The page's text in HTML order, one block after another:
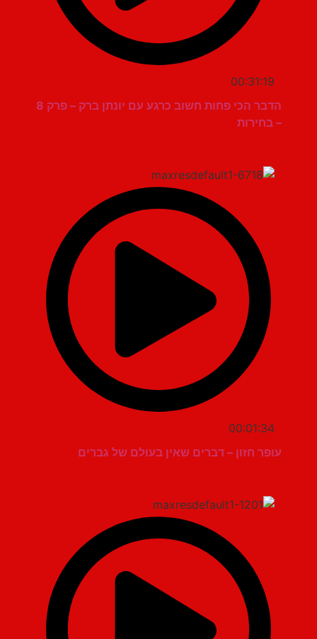
00:31:19
הדבר הכי פחות חשוב כרגע עם יונתן ברק – פרק 8
– בחירות
00:01:34
עופר חזון – דברים שאין בעולם של גברים